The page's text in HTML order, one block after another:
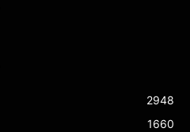
2948
1660